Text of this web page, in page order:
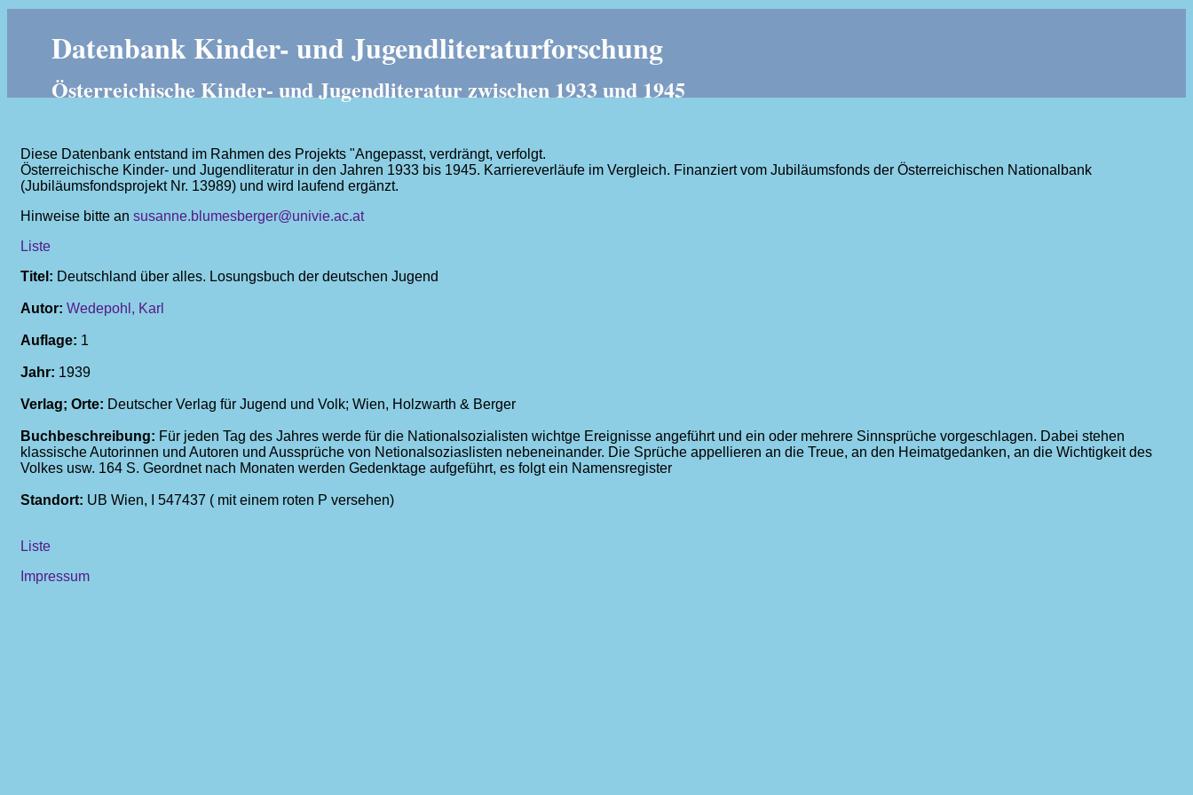
Datenbank Kinder- und Jugendliteraturforschung
Österreichische Kinder- und Jugendliteratur zwischen 1933 und 1945
Diese Datenbank entstand im Rahmen des Projekts "Angepasst, verdrängt, verfolgt.
Österreichische Kinder- und Jugendliteratur in den Jahren 1933 bis 1945. Karriereverläufe im Vergleich. Finanziert vom Jubiläumsfonds der Österreichischen Nationalbank
(Jubiläumsfondsprojekt Nr. 13989) und wird laufend ergänzt.
Hinweise bitte an susanne.blumesberger@univie.ac.at
Liste
Titel: Deutschland über alles. Losungsbuch der deutschen Jugend
Autor: Wedepohl, Karl
Auflage: 1
Jahr: 1939
Verlag; Orte: Deutscher Verlag für Jugend und Volk; Wien, Holzwarth & Berger
Buchbeschreibung: Für jeden Tag des Jahres werde für die Nationalsozialisten wichtge Ereignisse angeführt und ein oder mehrere Sinnsprüche vorgeschlagen. Dabei stehen
klassische Autorinnen und Autoren und Aussprüche von Netionalsoziaslisten nebeneinander. Die Sprüche appellieren an die Treue, an den Heimatgedanken, an die Wichtigkeit des
Volkes usw. 164 S. Geordnet nach Monaten werden Gedenktage aufgeführt, es folgt ein Namensregister
Standort: UB Wien, I 547437 ( mit einem roten P versehen)
Liste
Impressum